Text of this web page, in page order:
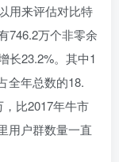
用来评估对比特
746.2万个非零余
长23.2%。其中1
全年总数的18.
比2017年牛市
用户群数量一直